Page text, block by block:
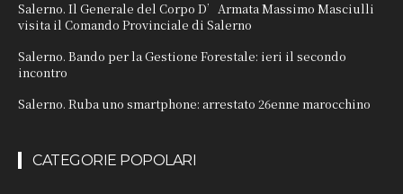
Salerno. Il Generale del Corpo D’Armata Massimo Masciulli
visita il Comando Provinciale di Salerno
Salerno. Bando per la Gestione Forestale: ieri il secondo
incontro
Salerno. Ruba uno smartphone: arrestato 26enne marocchino
CATEGORIE POPOLARI